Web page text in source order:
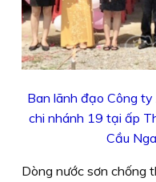
Ban lãnh đạo Công
chi nhánh 19 tại ấp
Cầu
Dòng nước sơn chống